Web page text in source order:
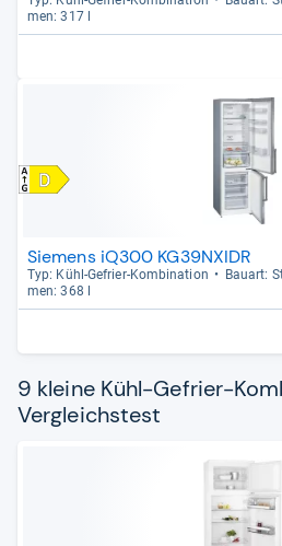
men: 317 l
Siemens iQ300 KG39NXIDR
Typ: Kühl-​Gefrier-​Kom­bi­na­tion Bau­art:
men: 368 l
9 kleine Kühl-Gefrier-
Vergleichstest